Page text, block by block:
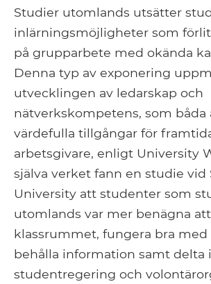
Studier utomlands utsätter
inlärningsmöjligheter som
på grupparbete med okända
Denna typ av exponering
utvecklingen av ledarskap och
nätverkskompetens, som båda
värdefulla tillgångar för
arbetsgivare, enligt University
själva verket fann en studie vid
University att studenter som
utomlands var mer benägna
klassrummet, fungera bra
behålla information samt delta i
studentregering och